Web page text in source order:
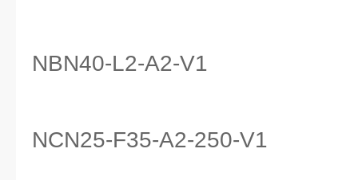
NBN40-L2-A2-V1
NCN25-F35-A2-250-V1